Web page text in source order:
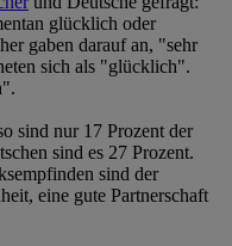
glücklich oder
gaben darauf an, "sehr
sich als "glücklich".
sind nur 17 Prozent der
sind es 27 Prozent.
sind der
eine gute Partnerschaft